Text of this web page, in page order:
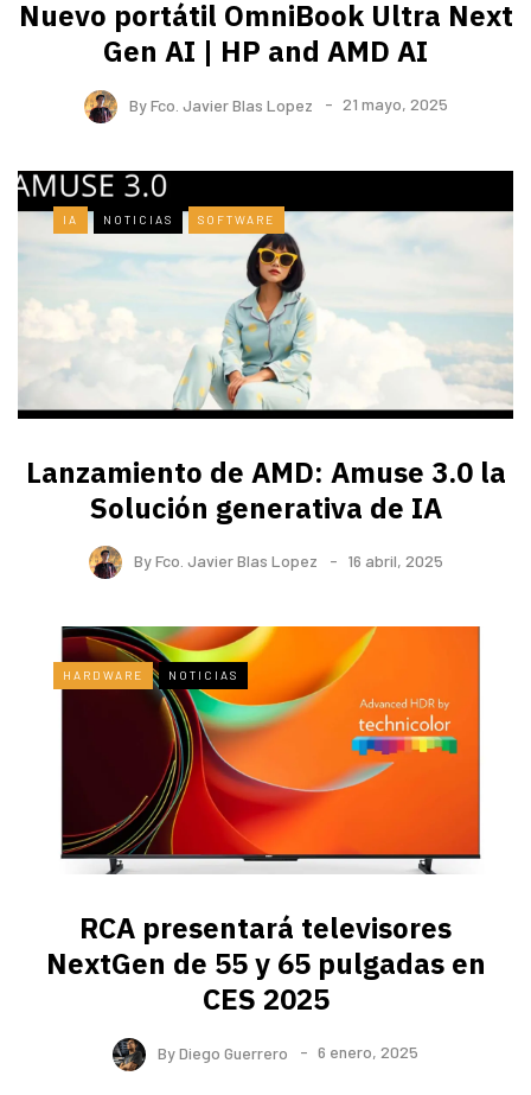
Nuevo portátil OmniBook Ultra ​Next
Gen AI | HP and AMD AI
ByFco. Javier Blas Lopez 21 mayo, 2025
IA NOTICIAS SOFTWARE
Lanzamiento de AMD: Amuse 3.0 la
Solución generativa de IA
ByFco. Javier Blas Lopez 16 abril, 2025
HARDWARE NOTICIAS
RCA presentará televisores
NextGen de 55 y 65 pulgadas en
CES 2025
ByDiego Guerrero 6 enero, 2025